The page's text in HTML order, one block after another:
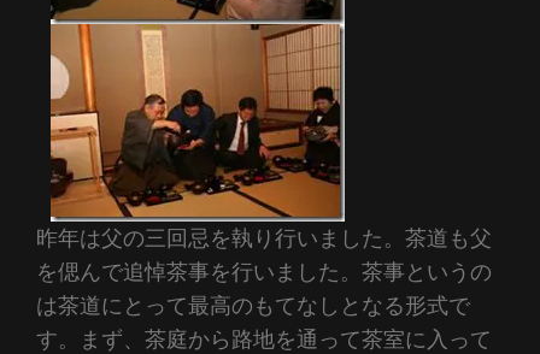
昨年は父の三回忌を執り行いました。茶道も父
を偲んで追悼茶事を行いました。茶事というの
は茶道にとって最高のもてなしとなる形式で
す。まず、茶庭から路地を通って茶室に入って